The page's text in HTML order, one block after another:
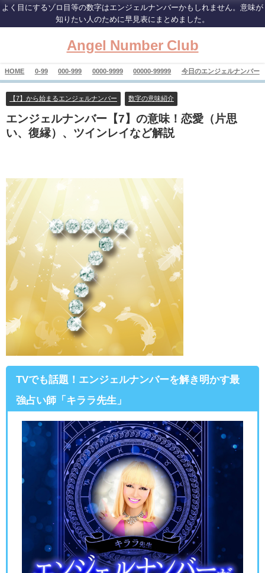
よく目にするゾロ目等の数字はエンジェルナンバーかもしれません。意味が
知りたい人のために早見表にまとめました。
Angel Number Club
HOME 0-99 000-999 0000-9999 00000-99999 今日のエンジェルナンバー
【7】から始まるエンジェルナンバー 数字の意味紹介
エンジェルナンバー【7】の意味！恋愛（片思
い、復縁）、ツインレイなど解説
TVでも話題！エンジェルナンバーを解き明かす最
強占い師「キララ先生」